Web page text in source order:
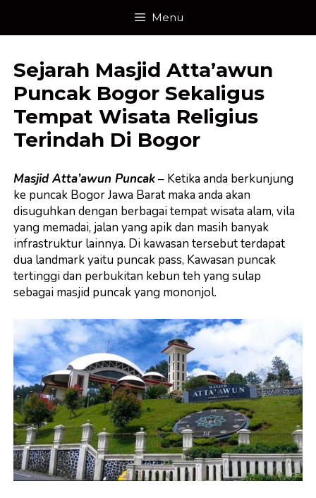
content
Menu
Sejarah Masjid Atta’awun
Puncak Bogor Sekaligus
Tempat Wisata Religius
Terindah Di Bogor
Masjid Atta’awun Puncak– Ketika anda berkunjung
ke puncak Bogor Jawa Barat maka anda akan
disuguhkan dengan berbagai tempat wisata alam, vila
yang memadai, jalan yang apik dan masih banyak
infrastruktur lainnya. Di kawasan tersebut terdapat
dua landmark yaitu puncak pass, Kawasan puncak
tertinggi dan perbukitan kebun teh yang sulap
sebagai masjid puncak yang mononjol.